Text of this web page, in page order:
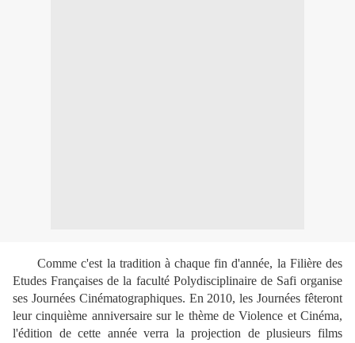
Comme c'est la tradition à chaque fin d'année, la Filière des
Etudes Françaises de la faculté Polydisciplinaire de Safi organise
ses Journées Cinématographiques. En 2010, les Journées fêteront
leur cinquième anniversaire sur le thème de Violence et Cinéma,
l'édition de cette année verra la projection de plusieurs films